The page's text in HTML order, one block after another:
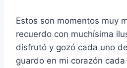
Estos son momentos muy
recuerdo con muchísima
disfrutó y gozó cada uno
guardo en mi corazón